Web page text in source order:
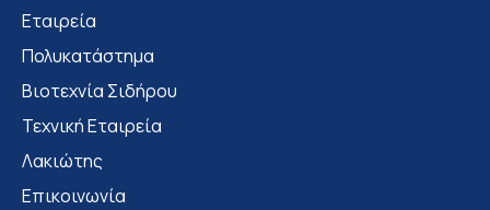
Εταιρεία
Πολυκατάστημα
Bιοτεχνία Σιδήρου
Τεχνική Εταιρεία
Λακιώτης
Επικοινωνία